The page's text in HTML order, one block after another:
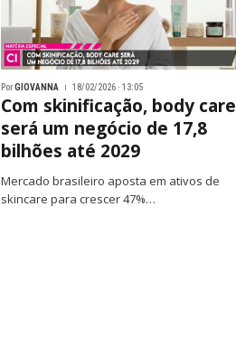
PorGIOVANNA 18/02/2026 · 13:05
Com skinificação, body care
será um negócio de 17,8
bilhões até 2029
Mercado brasileiro aposta em ativos de
skincare para crescer 47%…